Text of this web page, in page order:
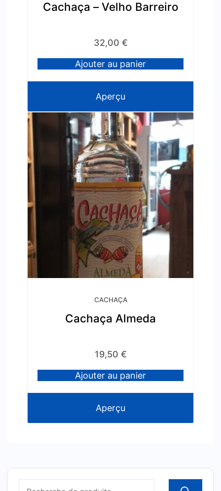
Cachaça – Velho Barreiro
32,00 €
Ajouter au panier
Aperçu
CACHAÇA
Cachaça Almeda
19,50 €
Ajouter au panier
Aperçu